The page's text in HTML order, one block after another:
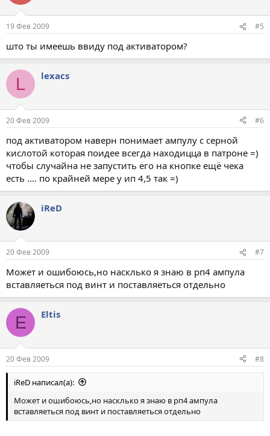
19 Фев 2009 #5
што ты имеешь ввиду под активатором?
L lexacs
20 Фев 2009 #6
под активатором наверн понимает ампулу с серной
кислотой которая поидее всегда находицца в патроне =)
чтобы случайна не запустить его на кнопке ещё чека
есть .... по крайней мере у ип 4,5 так =)
iReD
20 Фев 2009 #7
Может и ошибоюсь,но насклько я знаю в рп4 ампула
вставляеться под винт и поставляеться отдельно
E Eltis
20 Фев 2009 #8
iReD написал(а):
Может и ошибоюсь,но насклько я знаю в рп4 ампула
вставляеться под винт и поставляеться отдельно